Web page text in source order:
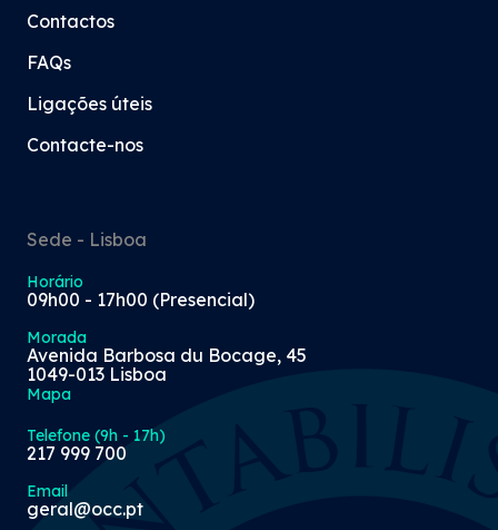
Contactos
FAQs
Ligações úteis
Contacte-nos
Sede - Lisboa
Horário
09h00 - 17h00 (Presencial)
Morada
Avenida Barbosa du Bocage, 45
1049-013 Lisboa
Mapa
Telefone (9h - 17h)
217 999 700
Email
geral@occ.pt